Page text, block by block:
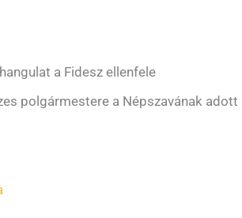
a Fidesz ellenfele
polgármestere a Népszavának